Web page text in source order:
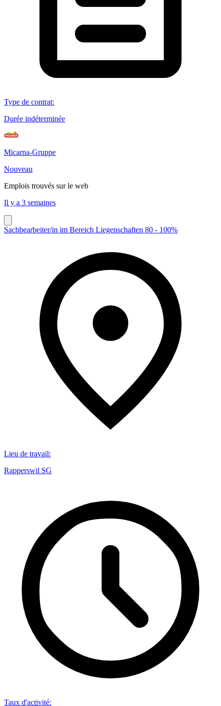
Type de contrat:
Durée indéterminée
Micarna-Gruppe
Nouveau
Emplois trouvés sur le web
Il y a 3 semaines
Sachbearbeiter/in im Bereich Liegenschaften 80 - 100%
Lieu de travail:
Rapperswil SG
Taux d'activité: